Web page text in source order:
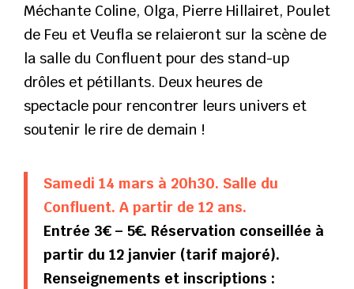
Méchante Coline, Olga, Pierre Hillairet, Poulet
de Feu et Veufla se relaieront sur la scène de
la salle du Confluent pour des stand-up
drôles et pétillants. Deux heures de
spectacle pour rencontrer leurs univers et
soutenir le rire de demain !
Samedi 14 mars à 20h30. Salle du
Confluent. A partir de 12 ans.
Entrée 3€ – 5€. Réservation conseillée à
partir du 12 janvier (tarif majoré).
Renseignements et inscriptions :